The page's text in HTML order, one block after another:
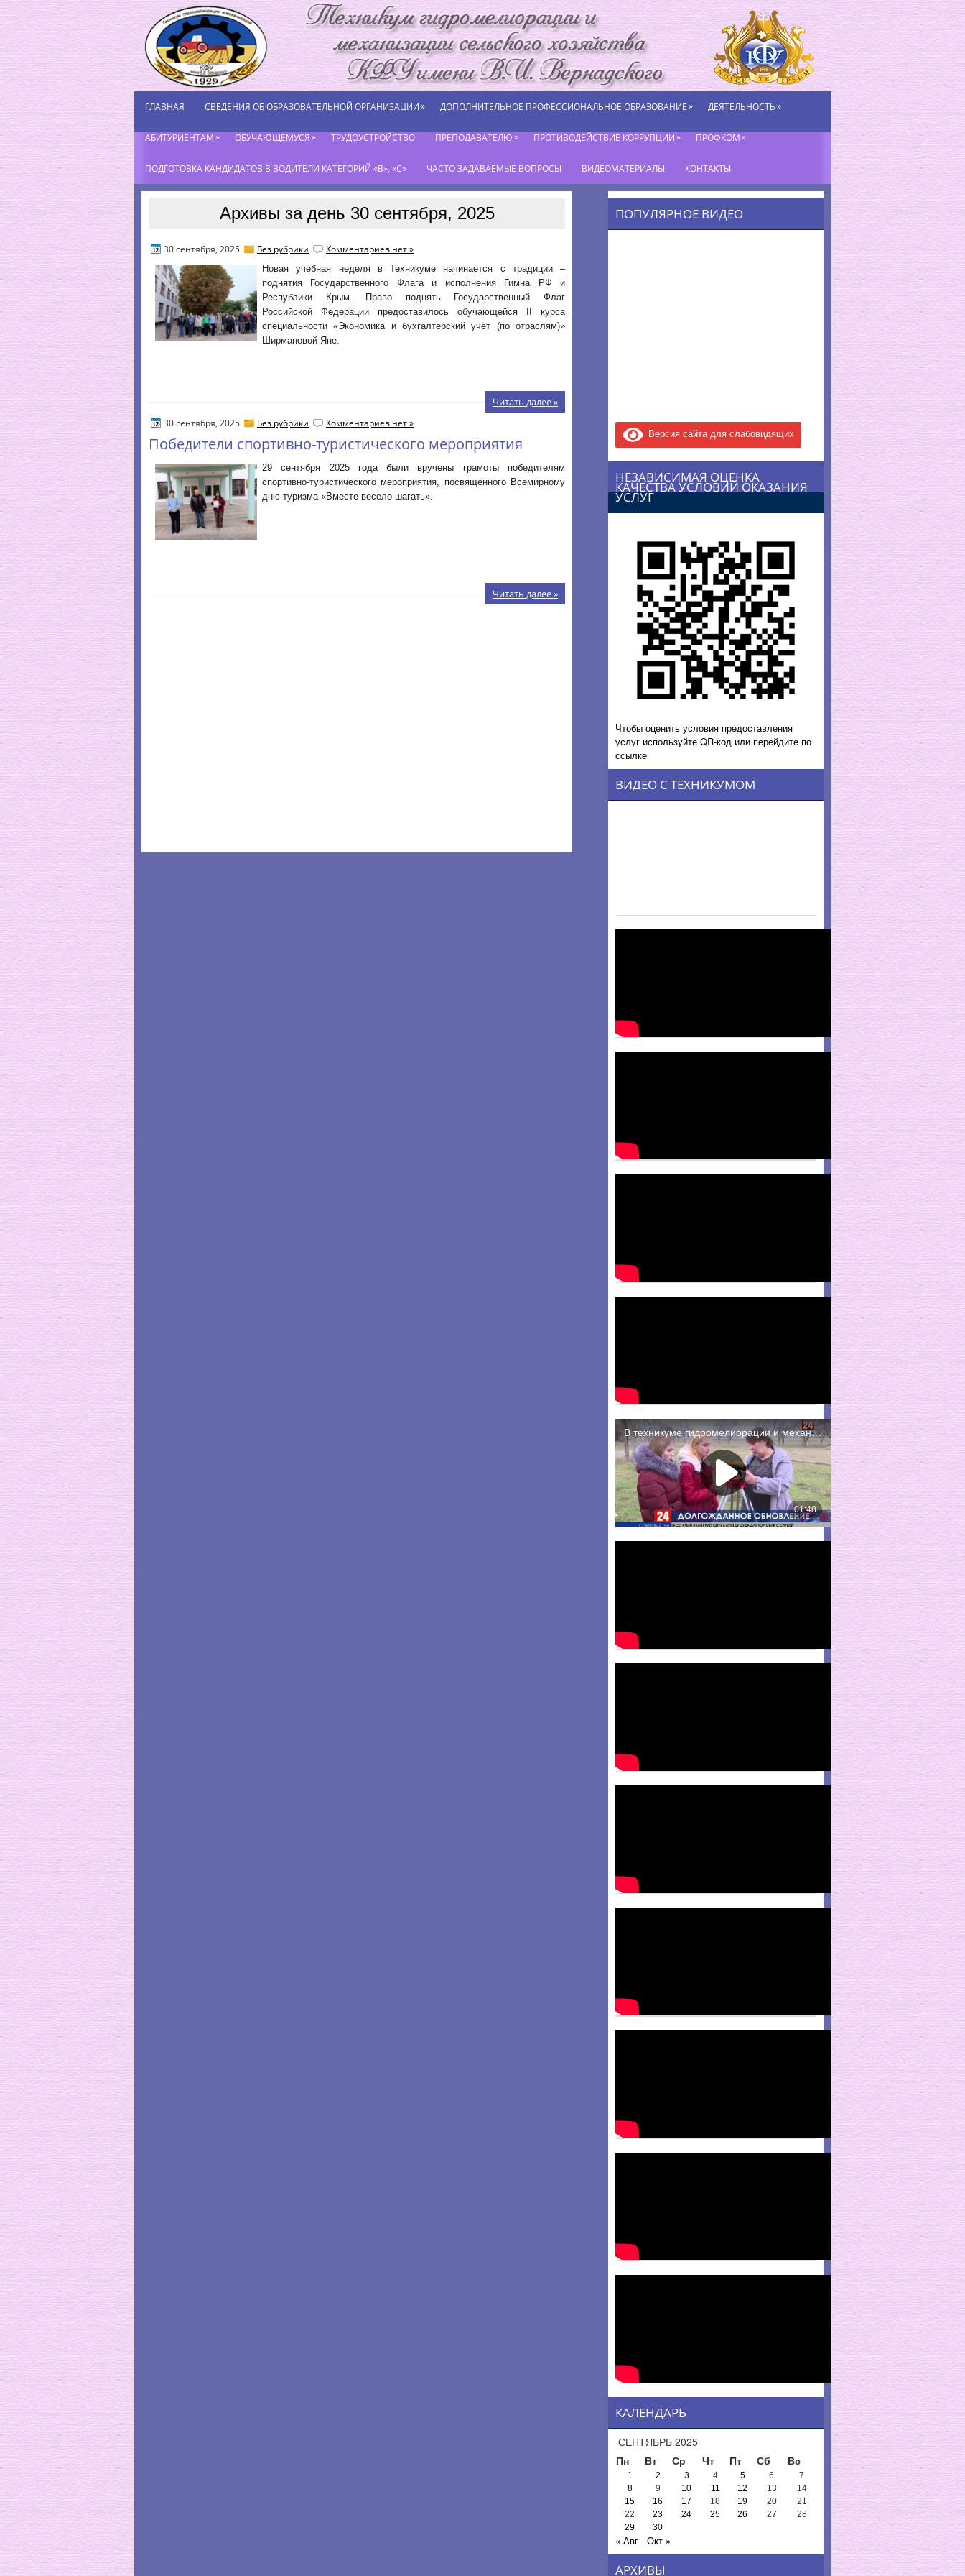
ГЛАВНАЯ СВЕДЕНИЯ ОБ ОБРАЗОВАТЕЛЬНОЙ ОРГАНИЗАЦИИ» ДОПОЛНИТЕЛЬНОЕ ПРОФЕССИОНАЛЬНОЕ ОБРАЗОВАНИЕ» ДЕЯТЕЛЬНОСТЬ»
АБИТУРИЕНТАМ» ОБУЧАЮЩЕМУСЯ» ТРУДОУСТРОЙСТВО ПРЕПОДАВАТЕЛЮ» ПРОТИВОДЕЙСТВИЕ КОРРУПЦИИ» ПРОФКОМ»
ПОДГОТОВКА КАНДИДАТОВ В ВОДИТЕЛИ КАТЕГОРИЙ «В», «С» ЧАСТО ЗАДАВАЕМЫЕ ВОПРОСЫ ВИДЕОМАТЕРИАЛЫ КОНТАКТЫ
Архивы за день 30 сентября, 2025
30 сентября, 2025 Без рубрики Комментариев нет »
Новая учебная неделя в Техникуме начинается с традиции –
поднятия Государственного Флага и исполнения Гимна РФ и
Республики Крым. Право поднять Государственный Флаг
Российской Федерации предоставилось обучающейся II курса
специальности «Экономика и бухгалтерский учёт (по отраслям)»
Ширмановой Яне.
Читать далее »
30 сентября, 2025 Без рубрики Комментариев нет »
Победители спортивно-туристического мероприятия
29 сентября 2025 года были вручены грамоты победителям
спортивно-туристического мероприятия, посвященного Всемирному
дню туризма «Вместе весело шагать».
Читать далее »
ПОПУЛЯРНОЕ ВИДЕО
Версия сайта для слабовидящих
НЕЗАВИСИМАЯ ОЦЕНКА
КАЧЕСТВА УСЛОВИЙ ОКАЗАНИЯ
УСЛУГ
Чтобы оценить условия предоставления
услуг используйте QR-код или перейдите по
ссылке
ВИДЕО С ТЕХНИКУМОМ
КАЛЕНДАРЬ
СЕНТЯБРЬ 2025
Пн
Вт Ср Чт Пт Сб Вс
1 2 3 4 5 6
7
8
9 10 11 12 13
14
15
16 17 18 19 20
21
22
23 24 25 26 27
28
29
30
« Авг Окт »
АРХИВЫ